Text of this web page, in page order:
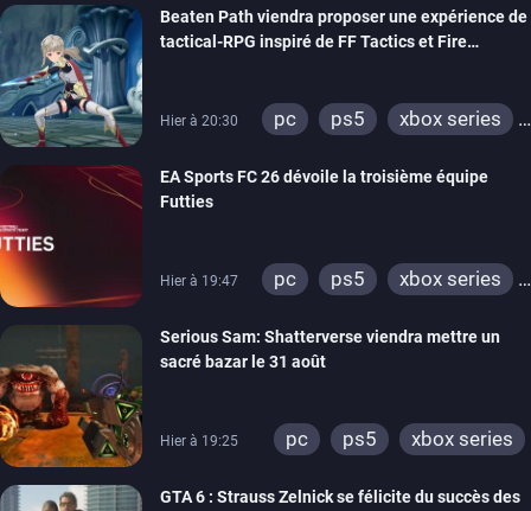
xbox one
Beaten Path viendra proposer une expérience de
tactical-RPG inspiré de FF Tactics et Fire
Hier à 20:30 pc ps5
xbox series
EA Sports FC 26 dévoile la troisième équipe
Futties
Hier à 19:47 pc ps5
xbox series
xbox one
switch 2
Serious Sam: Shatterverse viendra mettre un
sacré bazar le 31 août
Hier à 19:25 pc ps5 xbox series
GTA 6 : Strauss Zelnick se félicite du succès des